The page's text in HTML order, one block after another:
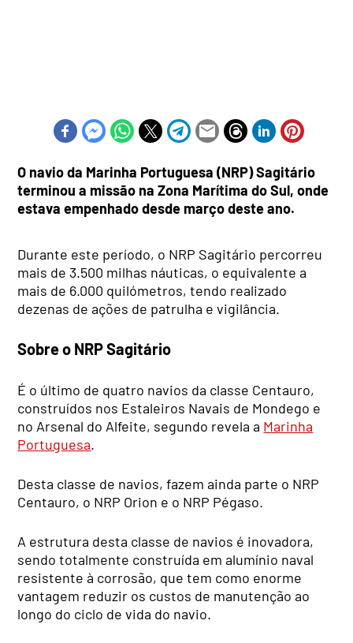
O navio da Marinha Portuguesa (NRP) Sagitário
terminou a missão na Zona Marítima do Sul, onde
estava empenhado desde março deste ano.
Durante este período, o NRP Sagitário percorreu
mais de 3.500 milhas náuticas, o equivalente a
mais de 6.000 quilómetros, tendo realizado
dezenas de ações de patrulha e vigilância.
Sobre o NRP Sagitário
É o último de quatro navios da classe Centauro,
construídos nos Estaleiros Navais de Mondego e
no Arsenal do Alfeite, segundo revela a Marinha
Portuguesa.
Desta classe de navios, fazem ainda parte o NRP
Centauro, o NRP Orion e o NRP Pégaso.
A estrutura desta classe de navios é inovadora,
sendo totalmente construída em alumínio naval
resistente à corrosão, que tem como enorme
vantagem reduzir os custos de manutenção ao
longo do ciclo de vida do navio.